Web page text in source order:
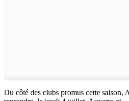
Du côté des clubs promus cette saison,